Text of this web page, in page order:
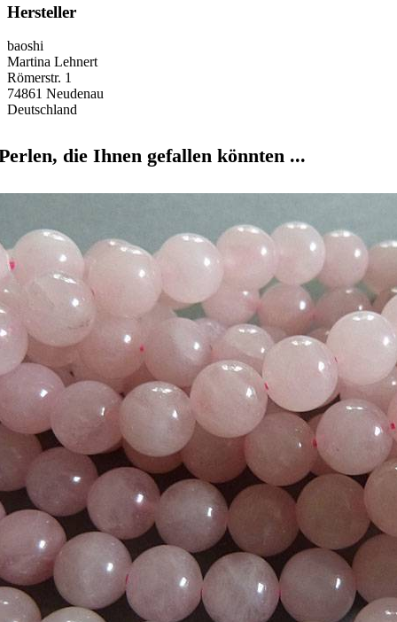
Hersteller
baoshi
Martina Lehnert
Römerstr. 1
74861 Neudenau
Deutschland
die Ihnen gefallen könnten ...